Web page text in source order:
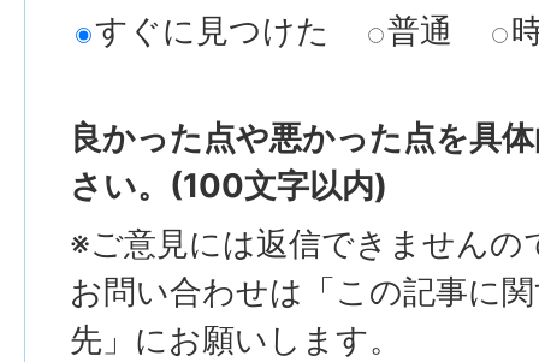
すぐに見つけた
普通
良かった点や悪かった点を具
さい。(100文字以内)
※ご意見には返信できませんの
お問い合わせは「この記事に
先」にお願いします。